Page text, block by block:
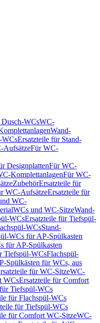
WCsWC-
Wand-
WCsErsatzteile für Stand-
AufsätzeFür WC-
DesignplattenFür WC-
KomplettanlagenFür WC-
ZubehörErsatzteile für
WC-AufsätzeErsatzteile für
WC-
WCs und WC-SitzeWand-
WCsErsatzteile für Tiefspül-
WCsStand-
WCs für AP-Spülkasten
für AP-Spülkasten
Tiefspül-WCsFlachspül-
Spülkästen für WCs, aus
für WC-SitzeWC-
WCsErsatzteile für Comfort
Tiefspül-WCs
für Flachspül-WCs
für Tiefspül-WCs
für Comfort WC-SitzeWC-